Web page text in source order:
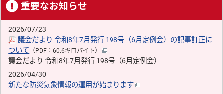
重要なお知らせ
2026/07/23
議会だより 令和8年7月発行 198号（6月定例会）の記事訂正に
ついて （PDF：60.6キロバイト）
議会だより 令和8年7月発行 198号（6月定例会）
2026/04/30
新たな防災気象情報の運用が始まります